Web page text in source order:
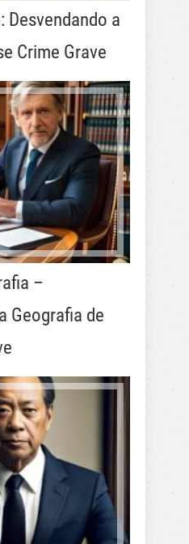
Desvendando a
Crime Grave
–
Geografia de